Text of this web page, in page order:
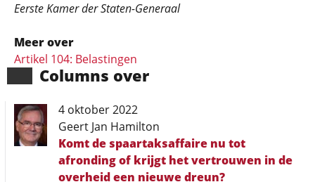
Eerste Kamer der Staten-Generaal
Meer over
Artikel 104: Belastingen
Columns over
4 oktober 2022
Geert Jan Hamilton
Komt de spaartaksaffaire nu tot
afronding of krijgt het vertrouwen in de
overheid een nieuwe dreun?